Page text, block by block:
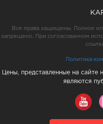
Все права защищены. Полное
запрещено. При согласованном
Политика
Цены, представленные на
являются